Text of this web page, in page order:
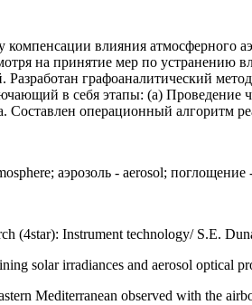
влияния
на принятие мер по устранению
графоаналитический
в себя этапы: (а)
операционный алгоритм
аэрозоль - aerosol; поглощение
(4star): Instrument technology/ S.E.
solar irradiances and aerosol optical
Mediterranean observed with the